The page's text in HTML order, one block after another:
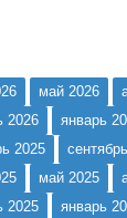
май 2026
2026 январь
2025
май 2025
2025 январь